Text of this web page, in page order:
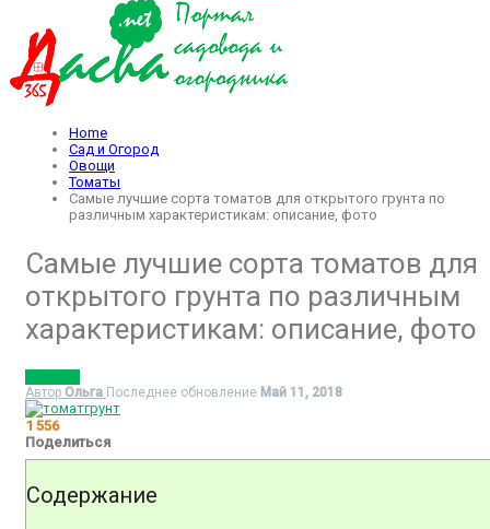
Home
Сад и Огород
Овощи
Томаты
Самые лучшие сорта томатов для открытого грунта по
различным характеристикам: описание, фото
Самые лучшие сорта томатов для
открытого грунта по различным
характеристикам: описание, фото
Автор Ольга Последнее обновление Май 11, 2018
1 556
Поделиться
Содержание